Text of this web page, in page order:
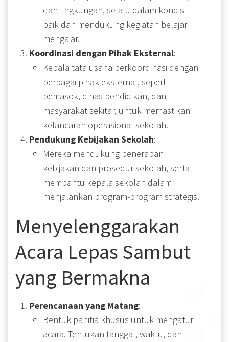
dan lingkungan, selalu dalam kondisi
baik dan mendukung kegiatan belajar
mengajar.
Koordinasi dengan Pihak Eksternal:
Kepala tata usaha berkoordinasi dengan
berbagai pihak eksternal, seperti
pemasok, dinas pendidikan, dan
masyarakat sekitar, untuk memastikan
kelancaran operasional sekolah.
Pendukung Kebijakan Sekolah:
Mereka mendukung penerapan
kebijakan dan prosedur sekolah, serta
membantu kepala sekolah dalam
menjalankan program-program strategis.
Menyelenggarakan
Acara Lepas Sambut
yang Bermakna
Perencanaan yang Matang:
Bentuk panitia khusus untuk mengatur
acara. Tentukan tanggal, waktu, dan